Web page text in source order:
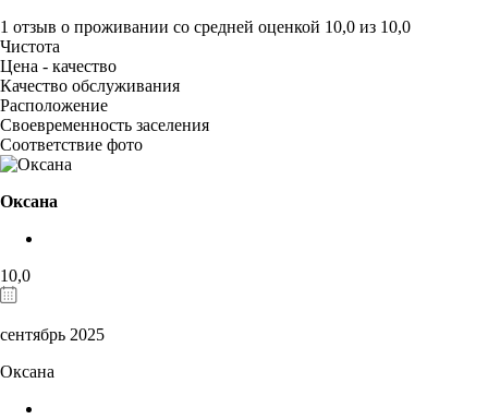
1 отзыв о проживании со средней оценкой 10,0 из 10,0
Чистота
Цена - качество
Качество обслуживания
Расположение
Своевременность заселения
Соответствие фото
Оксана
10,0
сентябрь 2025
Оксана